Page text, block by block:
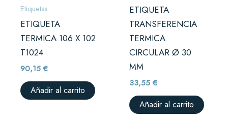
Etiquetas
ETIQUETA
TERMICA 106 X 102
T1024
90,15€
Añadir al carrito
ETIQUETA
TRANSFERENCIA
TERMICA
CIRCULAR Ø 30
MM
33,55€
Añadir al carrito